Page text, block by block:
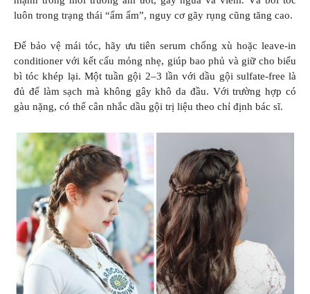
luôn trong trạng thái “ẩm ẩm”, nguy cơ gãy rụng cũng tăng cao.
Để bảo vệ mái tóc, hãy ưu tiên serum chống xù hoặc leave-in
conditioner với kết cấu mỏng nhẹ, giúp bao phủ và giữ cho biểu
bì tóc khép lại. Một tuần gội 2–3 lần với dầu gội sulfate-free là
đủ để làm sạch mà không gây khô da đầu. Với trường hợp có
gàu nặng, có thể cân nhắc dầu gội trị liệu theo chỉ định bác sĩ.